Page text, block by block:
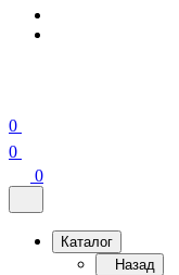
0
0
0
Каталог
Назад